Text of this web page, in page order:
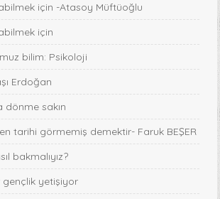
için -Atasoy Müftüoğlu
için
bilim: Psikoloji
Erdoğan
dönme sakın
tarihi görmemiş demektir- Faruk BEŞER
bakmalıyız?
yetişiyor